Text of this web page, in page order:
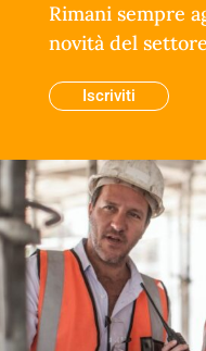
Rimani sempre
novità del
Iscriviti